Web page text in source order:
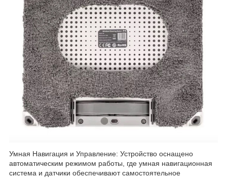
Умная Навигация и Управление: Устройство оснащено
автоматическим режимом работы, где умная навигационная
система и датчики обеспечивают самостоятельное